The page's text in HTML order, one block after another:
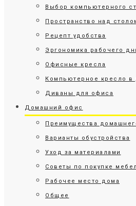
Выбор компьютерного
Пространство над
Рецепт удобства
Эргономика рабочего
Офисные кресла
Компьютерное кресло в
Диваны для офиса
Домашний офис
Преимущества
Варианты обустройства
Уход за материалами
Советы по покупке
Рабочее место дома
Общее